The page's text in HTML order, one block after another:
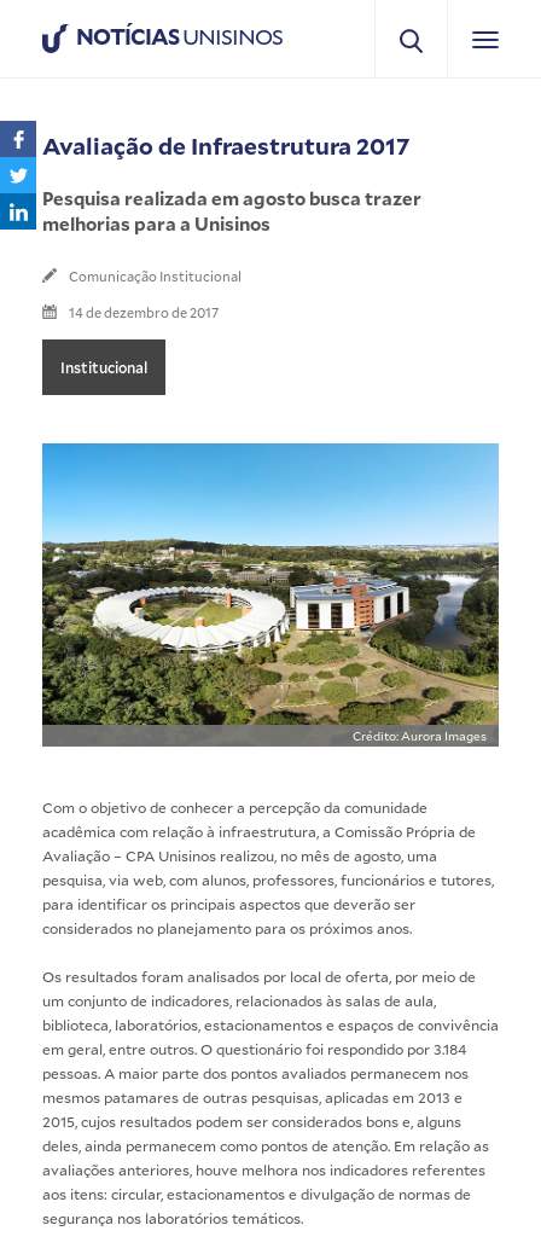
NOTÍCIASUNISINOS
Avaliação de Infraestrutura 2017
Pesquisa realizada em agosto busca trazer
melhorias para a Unisinos
Comunicação Institucional
14 de dezembro de 2017
Institucional
Crédito: Aurora Images
Com o objetivo de conhecer a percepção da comunidade
acadêmica com relação à infraestrutura, a Comissão Própria de
Avaliação – CPA Unisinos realizou, no mês de agosto, uma
pesquisa, via web, com alunos, professores, funcionários e tutores,
para identificar os principais aspectos que deverão ser
considerados no planejamento para os próximos anos.
Os resultados foram analisados por local de oferta, por meio de
um conjunto de indicadores, relacionados às salas de aula,
biblioteca, laboratórios, estacionamentos e espaços de convivência
em geral, entre outros. O questionário foi respondido por 3.184
pessoas. A maior parte dos pontos avaliados permanecem nos
mesmos patamares de outras pesquisas, aplicadas em 2013 e
2015, cujos resultados podem ser considerados bons e, alguns
deles, ainda permanecem como pontos de atenção. Em relação as
avaliações anteriores, houve melhora nos indicadores referentes
aos itens: circular, estacionamentos e divulgação de normas de
segurança nos laboratórios temáticos.